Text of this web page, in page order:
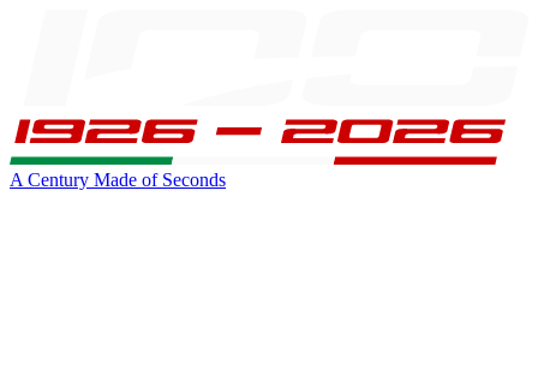
A Century Made of Seconds